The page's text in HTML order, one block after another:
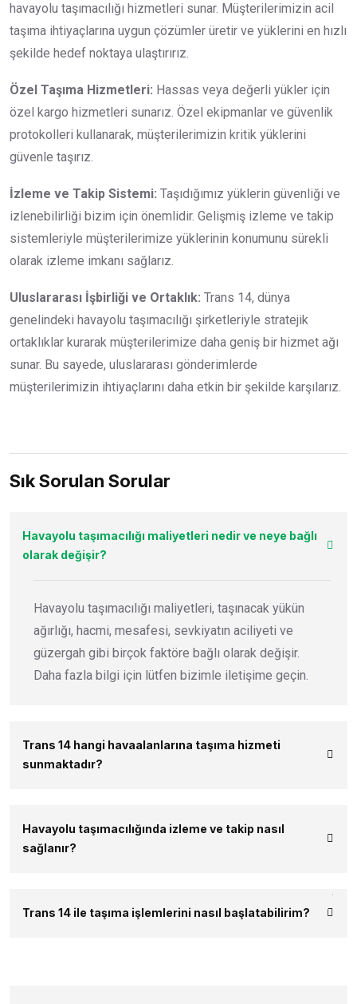
havayolu taşımacılığı hizmetleri sunar. Müşterilerimizin acil
taşıma ihtiyaçlarına uygun çözümler üretir ve yüklerini en hızlı
şekilde hedef noktaya ulaştırırız.
Özel Taşıma Hizmetleri: Hassas veya değerli yükler için
özel kargo hizmetleri sunarız. Özel ekipmanlar ve güvenlik
protokolleri kullanarak, müşterilerimizin kritik yüklerini
güvenle taşırız.
İzleme ve Takip Sistemi: Taşıdığımız yüklerin güvenliği ve
izlenebilirliği bizim için önemlidir. Gelişmiş izleme ve takip
sistemleriyle müşterilerimize yüklerinin konumunu sürekli
olarak izleme imkanı sağlarız.
Uluslararası İşbirliği ve Ortaklık: Trans 14, dünya
genelindeki havayolu taşımacılığı şirketleriyle stratejik
ortaklıklar kurarak müşterilerimize daha geniş bir hizmet ağı
sunar. Bu sayede, uluslararası gönderimlerde
müşterilerimizin ihtiyaçlarını daha etkin bir şekilde karşılarız.
Sık Sorulan Sorular
Havayolu taşımacılığı maliyetleri nedir ve neye bağlı
olarak değişir?
Havayolu taşımacılığı maliyetleri, taşınacak yükün
ağırlığı, hacmi, mesafesi, sevkiyatın aciliyeti ve
güzergah gibi birçok faktöre bağlı olarak değişir.
Daha fazla bilgi için lütfen bizimle iletişime geçin.
Trans 14 hangi havaalanlarına taşıma hizmeti
sunmaktadır?
Havayolu taşımacılığında izleme ve takip nasıl
sağlanır?
Trans 14 ile taşıma işlemlerini nasıl başlatabilirim?